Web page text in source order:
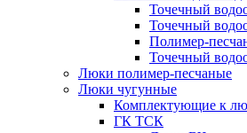
Точечный
Точечный
Полимер-
Точечный
Люки полимер-песчаные
Люки чугунные
Комплектующие к
ГК ТСК